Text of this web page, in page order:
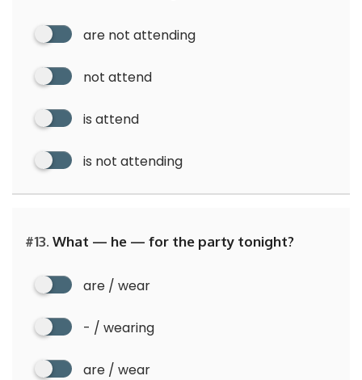
are not attending
not attend
is attend
is not attending
#13. What — he — for the party tonight?
are / wear
- / wearing
are / wear